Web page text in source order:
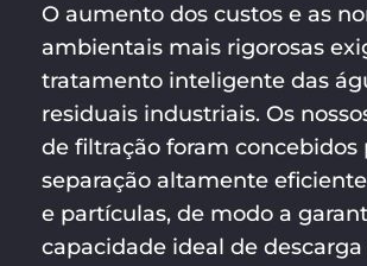
O aumento dos custos e as
ambientais mais rigorosas
tratamento inteligente das
residuais industriais. Os
de filtração foram concebidos
separação altamente
e partículas, de modo a
capacidade ideal de descarga